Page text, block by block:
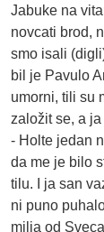
Jabuke na
novcati brod,
smo isali
bil je Pavulo
umorni, tili su
založit se, a
- Holte jedan
da me je bilo
tilu. I ja san
ni puno
milja od